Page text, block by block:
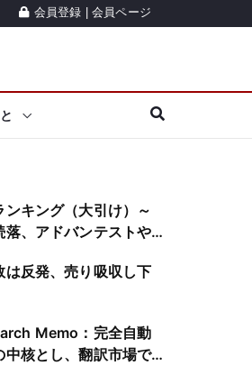
会員登録 会員ページ
ンキング（大引け）～
落、アドバンテストや
は反発、売り吸収し下
Memo：完全自動
中核とし、翻訳市場で